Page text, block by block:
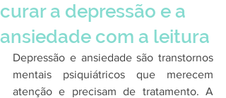
curar a depressão e a
ansiedade com a leitura
Depressão e ansiedade são transtornos
mentais psiquiátricos que merecem
atenção e precisam de tratamento. A